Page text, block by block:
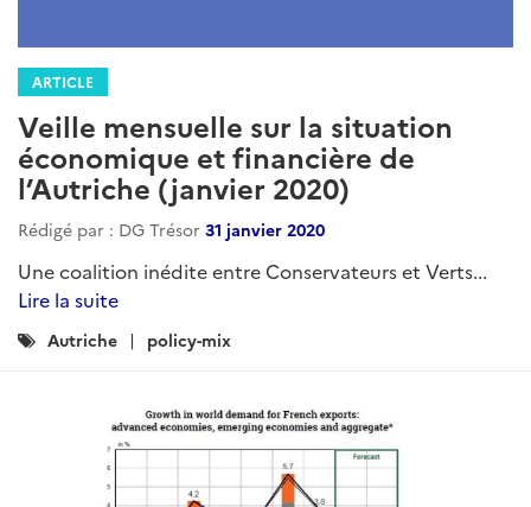
ARTICLE
Veille mensuelle sur la situation
économique et financière de
l’Autriche (janvier 2020)
Rédigé par : DG Trésor 31 janvier 2020
Une coalition inédite entre Conservateurs et Verts...
Lire la suite
Catégories
Autriche policy-mix